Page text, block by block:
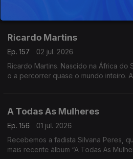
potencial
Ricardo Martins
Ep. 157
02 jul. 2026
Ricardo Martins. Nascido na África do
o a percorrer quase o mundo inteiro.
A Todas As Mulheres
Ep. 156
01 jul. 2026
Recebemos a fadista Silvana Peres,
mais recente álbum “A Todas As